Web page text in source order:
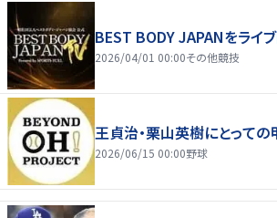
BEST BODY JAPANをライブ
2026/04/01 00:00その他競技
王貞治・栗山英樹にとっての
2026/06/15 00:00野球